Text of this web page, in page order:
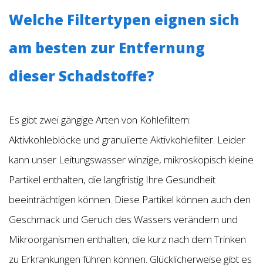
Welche Filtertypen eignen sich
am besten zur Entfernung
dieser Schadstoffe?
Es gibt zwei gängige Arten von Kohlefiltern:
Aktivkohleblöcke und granulierte Aktivkohlefilter. Leider
kann unser Leitungswasser winzige, mikroskopisch kleine
Partikel enthalten, die langfristig Ihre Gesundheit
beeinträchtigen können. Diese Partikel können auch den
Geschmack und Geruch des Wassers verändern und
Mikroorganismen enthalten, die kurz nach dem Trinken
zu Erkrankungen führen können. Glücklicherweise gibt es